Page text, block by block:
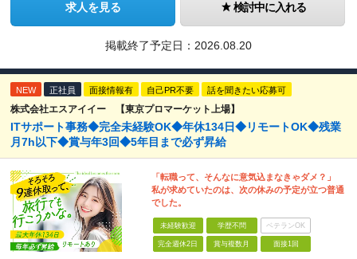
求人を見る 検討中に入れる
掲載終了予定日： 2026.08.20
NEW 正社員 面接情報有 自己PR不要 話を聞きたい応募可
株式会社エスアイイー 【東京プロマーケット上場】
ITサポート事務◆完全未経験OK◆年休134日◆リモートOK◆残業
月7h以下◆賞与年3回◆5年目まで必ず昇給
「転職って、そんなに意気込まなきゃダメ？」
私が求めていたのは、次の休みの予定が立つ普通
でした。
未経験歓迎 学歴不問 ベテランOK
完全週休2日 賞与複数月 面接1回